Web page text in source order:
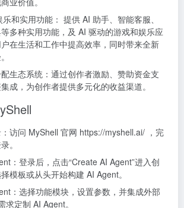
和实用功能： 提供 AI 助手、智能客服、
多种实用功能，及 AI 驱动的游戏和娱乐应
在生活和工作中提高效率，同时带来全新
生态系统：通过创作者激励、赞助资金支
成，为创作者提供多元化的收益渠道。
访问 MyShell 官网 https://myshell.ai/ ，完
。
：登录后，点击“Create AI Agent”进入创
模板或从头开始构建 AI Agent。
：选择功能模块，设置参数，并集成外部
求定制 AI Agent。